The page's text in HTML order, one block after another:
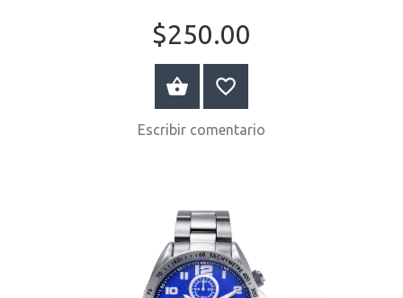
$250.00
COMPRAR AHORA
Escribir comentario